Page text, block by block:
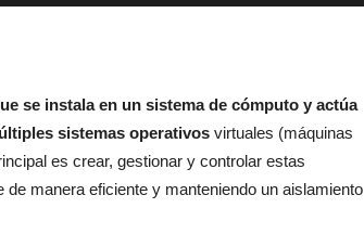
se instala en un sistema de cómputo y actúa
sistemas operativos virtuales (máquinas
es crear, gestionar y controlar estas
manera eficiente y manteniendo un aislamiento